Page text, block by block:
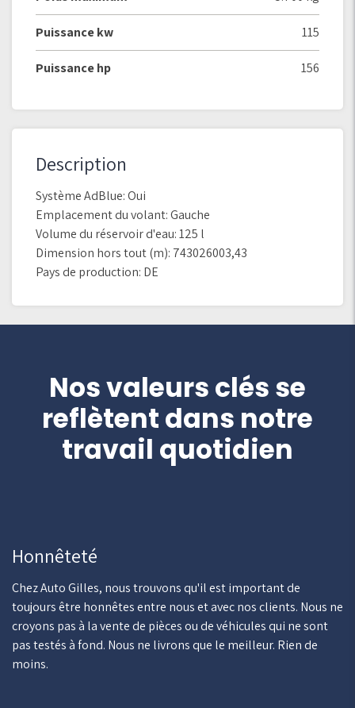
Puissance kw 115
Puissance hp 156
Description
Système AdBlue: Oui
Emplacement du volant: Gauche
Volume du réservoir d'eau: 125 l
Dimension hors tout (m): 743026003,43
Pays de production: DE
Nos valeurs clés se
reflètent dans notre
travail quotidien
Honnêteté
Chez Auto Gilles, nous trouvons qu'il est important de
toujours être honnêtes entre nous et avec nos clients. Nous ne
croyons pas à la vente de pièces ou de véhicules qui ne sont
pas testés à fond. Nous ne livrons que le meilleur. Rien de
moins.